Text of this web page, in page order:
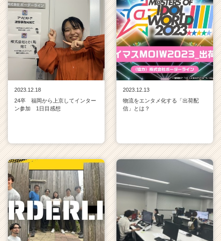
2023.12.18
24卒 福岡から上京してインター
ン参加 1日目感想
2023.12.13
物流をエンタメ化する「出荷配
信」とは？